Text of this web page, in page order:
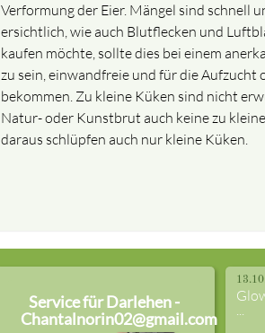
Verformung der Eier. Mängel sind schnell
ersichtlich, wie auch Blutflecken und
kaufen möchte, sollte dies bei einem
zu sein, einwandfreie und für die Aufzucht
bekommen. Zu kleine Küken sind nicht
Natur- oder Kunstbrut auch keine zu
daraus schlüpfen auch nur kleine Küken.
Service für Darlehen -
Chantalnorin02@gmail.com
...